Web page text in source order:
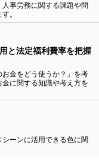
事労務に関する課題や問
。
と法定福利費率を把握
金をどう使うか？」を考
に関する知識や考え方を
ーンに活用できる色に関